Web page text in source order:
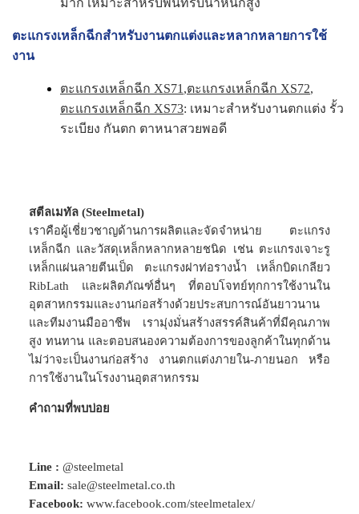
มาก เหมาะสำหรับพื้นที่รับน้ำหนักสูง
ตะแกรงเหล็กฉีกสำหรับงานตกแต่งและหลากหลายการใช้
งาน
ตะแกรงเหล็กฉีก XS71 ,ตะแกรงเหล็กฉีก XS72,
ตะแกรงเหล็กฉีก XS73: เหมาะสำหรับงานตกแต่ง รั้ว
ระเบียง กันตก ตาหนาสวยพอดี
สตีลเมทัล (Steelmetal)
เราคือผู้เชี่ยวชาญด้านการผลิตและจัดจำหน่าย ตะแกรง
เหล็กฉีก และวัสดุเหล็กหลากหลายชนิด เช่น ตะแกรงเจาะรู
เหล็กแผ่นลายตีนเป็ด ตะแกรงฝาท่อรางน้ำ เหล็กบิดเกลียว
RibLath และผลิตภัณฑ์อื่นๆ ที่ตอบโจทย์ทุกการใช้งานใน
อุตสาหกรรมและงานก่อสร้างด้วยประสบการณ์อันยาวนาน
และทีมงานมืออาชีพ เรามุ่งมั่นสร้างสรรค์สินค้าที่มีคุณภาพ
สูง ทนทาน และตอบสนองความต้องการของลูกค้าในทุกด้าน
ไม่ว่าจะเป็นงานก่อสร้าง งานตกแต่งภายใน-ภายนอก หรือ
การใช้งานในโรงงานอุตสาหกรรม
คำถามที่พบบ่อย
Line : @steelmetal
Email: sale@steelmetal.co.th
Facebook: www.facebook.com/steelmetalex/